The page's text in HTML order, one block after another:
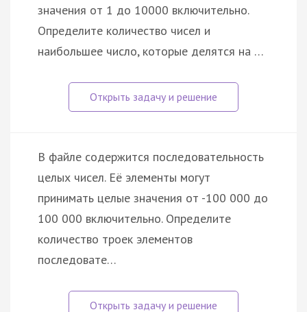
значения от 1 до 10000 включительно.
Определите количество чисел и
наибольшее число, которые делятся на …
В файле содержится последовательность
целых чисел. Её элементы могут
принимать целые значения от -100 000 до
100 000 включительно. Определите
количество троек элементов
последовате…